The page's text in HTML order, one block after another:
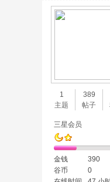
1
主题
389
帖子
三星会员
金钱
390
谷币
0